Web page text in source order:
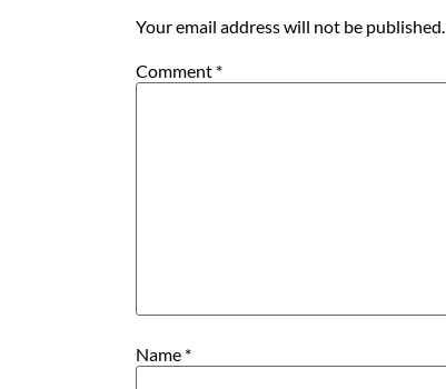
Your email address will not be published.
Comment *
Name *